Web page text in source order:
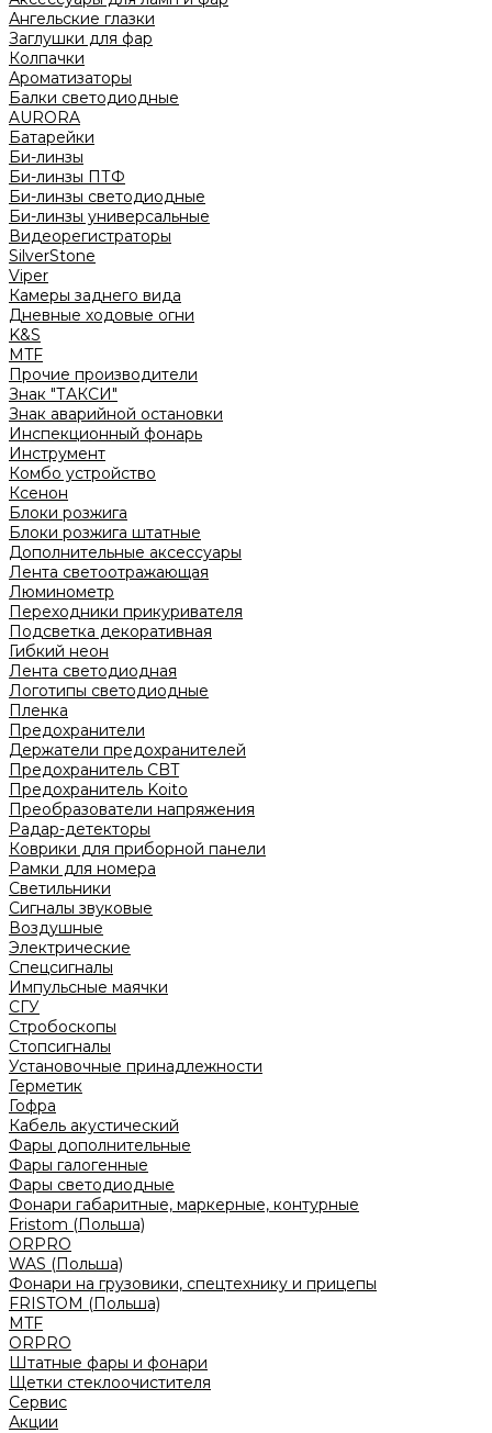
Ангельские глазки
Заглушки для фар
Колпачки
Ароматизаторы
Балки светодиодные
AURORA
Батарейки
Би-линзы
Би-линзы ПТФ
Би-линзы светодиодные
Би-линзы универсальные
Видеорегистраторы
SilverStone
Viper
Камеры заднего вида
Дневные ходовые огни
K&S
MTF
Прочие производители
Знак "ТАКСИ"
Знак аварийной остановки
Инспекционный фонарь
Инструмент
Комбо устройство
Ксенон
Блоки розжига
Блоки розжига штатные
Дополнительные аксессуары
Лента светоотражающая
Люминометр
Переходники прикуривателя
Подсветка декоративная
Гибкий неон
Лента светодиодная
Логотипы светодиодные
Пленка
Предохранители
Держатели предохранителей
Предохранитель CBT
Предохранитель Koito
Преобразователи напряжения
Радар-детекторы
Коврики для приборной панели
Рамки для номера
Светильники
Сигналы звуковые
Воздушные
Электрические
Спецсигналы
Импульсные маячки
СГУ
Стробоскопы
Стопсигналы
Установочные принадлежности
Герметик
Гофра
Кабель акустический
Фары дополнительные
Фары галогенные
Фары светодиодные
Фонари габаритные, маркерные, контурные
Fristom (Польша)
ORPRO
WAS (Польша)
Фонари на грузовики, спецтехнику и прицепы
FRISTOM (Польша)
MTF
ORPRO
Штатные фары и фонари
Щетки стеклоочистителя
Сервис
Акции